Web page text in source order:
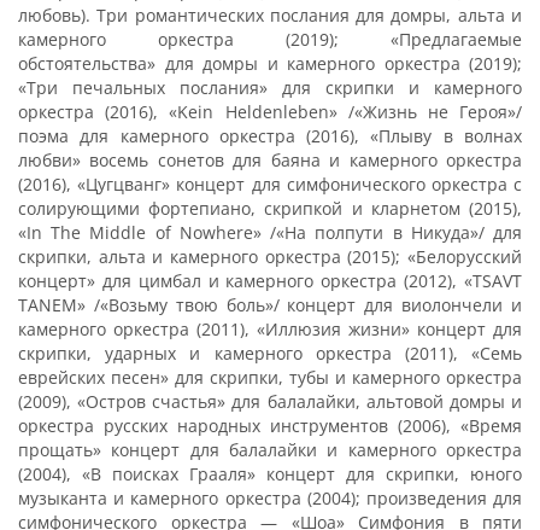
любовь). Три романтических послания для домры, альта и
камерного оркестра (2019); «Предлагаемые
обстоятельства» для домры и камерного оркестра (2019);
«Три печальных послания» для скрипки и камерного
оркестра (2016), «Kein Heldenleben» /«Жизнь не Героя»/
поэма для камерного оркестра (2016), «Плыву в волнах
любви» восемь сонетов для баяна и камерного оркестра
(2016), «Цугцванг» концерт для симфонического оркестра с
солирующими фортепиано, скрипкой и кларнетом (2015),
«In The Middle of Nowhere» /«На полпути в Никуда»/ для
скрипки, альта и камерного оркестра (2015); «Белорусский
концерт» для цимбал и камерного оркестра (2012), «TSAVT
TANEM» /«Возьму твою боль»/ концерт для виолончели и
камерного оркестра (2011), «Иллюзия жизни» концерт для
скрипки, ударных и камерного оркестра (2011), «Семь
еврейских песен» для скрипки, тубы и камерного оркестра
(2009), «Остров счастья» для балалайки, альтовой домры и
оркестра русских народных инструментов (2006), «Время
прощать» концерт для балалайки и камерного оркестра
(2004), «В поисках Грааля» концерт для скрипки, юного
музыканта и камерного оркестра (2004); произведения для
симфонического оркестра — «Шоа» Симфония в пяти